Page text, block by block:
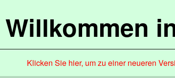
Willkommen
Klicken Sie hier, um zu einer neueren